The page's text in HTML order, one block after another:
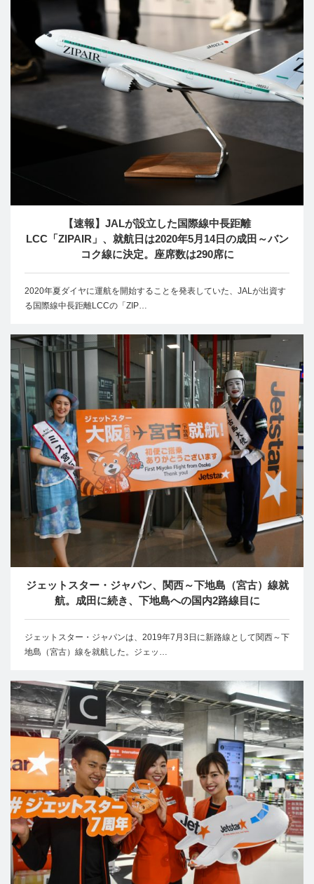
【速報】JALが設立した国際線中長距離
LCC「ZIPAIR」、就航日は2020年5月14日の成田～バン
コク線に決定。座席数は290席に
2020年夏ダイヤに運航を開始することを発表していた、JALが出資す
る国際線中長距離LCCの「ZIP…
ジェットスター・ジャパン、関西～下地島（宮古）線就
航。成田に続き、下地島への国内2路線目に
ジェットスター・ジャパンは、2019年7月3日に新路線として関西～下
地島（宮古）線を就航した。ジェッ…